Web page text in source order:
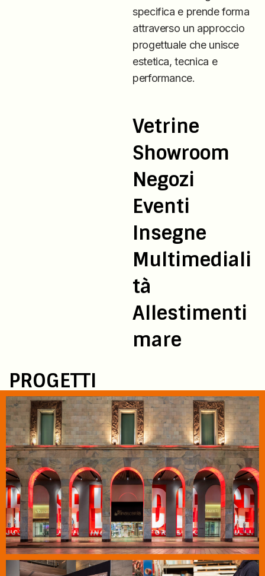
specifica e prende forma
attraverso un approccio
progettuale che unisce
estetica, tecnica e
performance.
Vetrine
Showroom
Negozi
Eventi
Insegne
Multimediali
tà
Allestimenti
mare
PROGETTI